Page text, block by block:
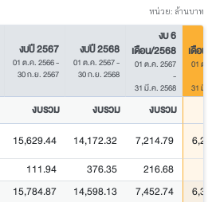
หน่วย: ล้านบาท
งบปี 2567
01 ต.ค. 2566-
30 ก.ย. 2567
งบปี 2568
01 ต.ค. 2567-
30 ก.ย. 2568
งบ 6
เดือน/2568
01 ต.ค. 2567
-
31 มี.ค. 2568
เดือ
01 ต.
31 มี.
งบรวม งบรวม งบรวม
15,629.44 14,172.32 7,214.79
111.94 376.35 216.68
15,784.87 14,598.13 7,452.74